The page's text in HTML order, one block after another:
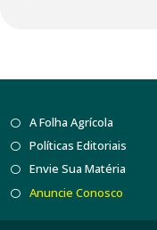
A Folha Agrícola
Políticas Editoriais
Envie Sua Matéria
Anuncie Conosco